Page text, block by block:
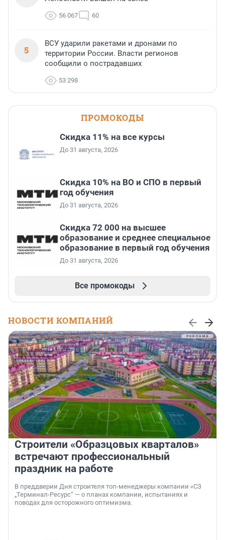
56 067 60
5
ВСУ ударили ракетами и дронами по
территории России. Власти регионов
сообщили о пострадавших
53 298
ПРОМОКОДЫ
Скидка 11% на все курсы
До 31 августа, 2026
Скидка 10% на ВО и СПО в первый
год обучения
До 31 августа, 2026
Скидка 72 000 на высшее
образование и среднее специальное
образование в первый год обучения
До 31 августа, 2026
Все промокоды
НОВОСТИ КОМПАНИЙ
Строители «Образцовых кварталов»
встречают профессиональный
праздник на работе
В преддверии Дня строителя топ-менеджеры компании «СЗ
„Терминал-Ресурс“ — о планах компании, испытаниях и
поводах для осторожного оптимизма.